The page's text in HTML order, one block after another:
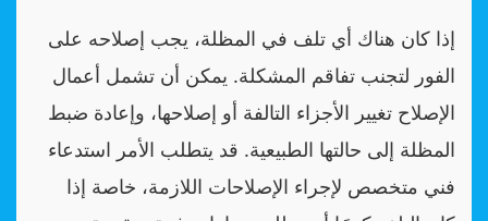
إذا كان هناك أي تلف في المظلة، يجب إصلاحه على
الفور لتجنب تفاقم المشكلة. يمكن أن تشمل أعمال
الإصلاح تغيير الأجزاء التالفة أو إصلاحها، وإعادة ضبط
المظلة إلى حالتها الطبيعية. قد يتطلب الأمر استدعاء
فني متخصص لإجراء الإصلاحات اللازمة، خاصة إذا